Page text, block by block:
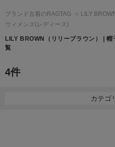
ブランド古着のRAGTAG LILY
ウィメンズ(レディース)
LILY BROWN （リリーブラウン）
|
覧
4件
カテゴ